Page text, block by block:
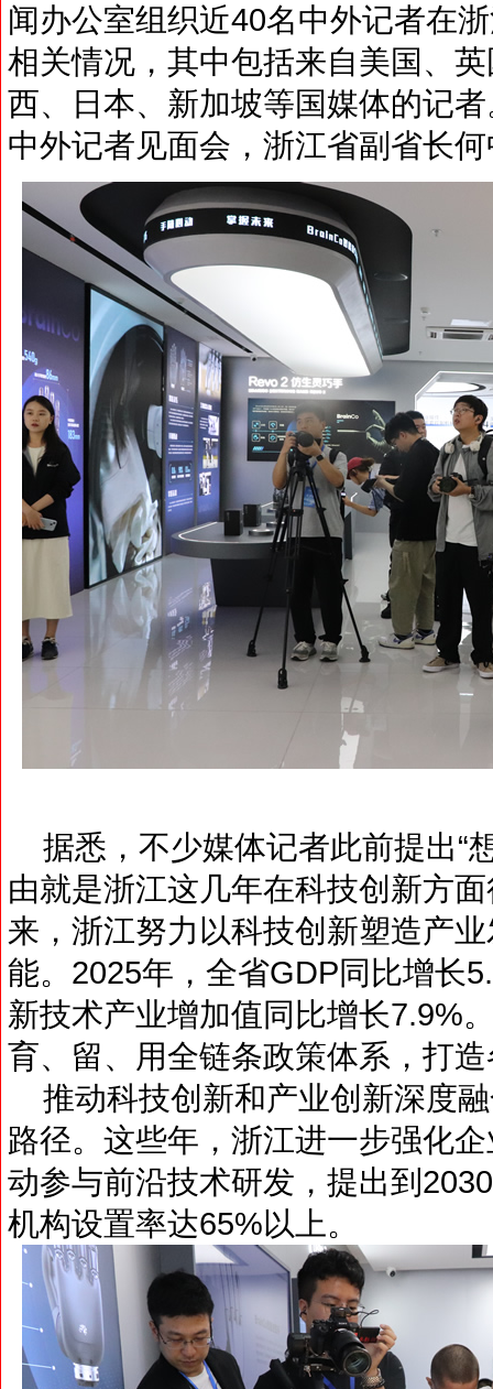
闻办公室组织近40名中外记者在
相关情况，其中包括来自美国、
西、日本、新加坡等国媒体的记
中外记者见面会，浙江省副省长
据悉，不少媒体记者此前提出“
由就是浙江这几年在科技创新方
来，浙江努力以科技创新塑造产
能。2025年，全省GDP同比增长
新技术产业增加值同比增长7.9%
育、留、用全链条政策体系，打
推动科技创新和产业创新深度
路径。这些年，浙江进一步强化
动参与前沿技术研发，提出到
机构设置率达65%以上。